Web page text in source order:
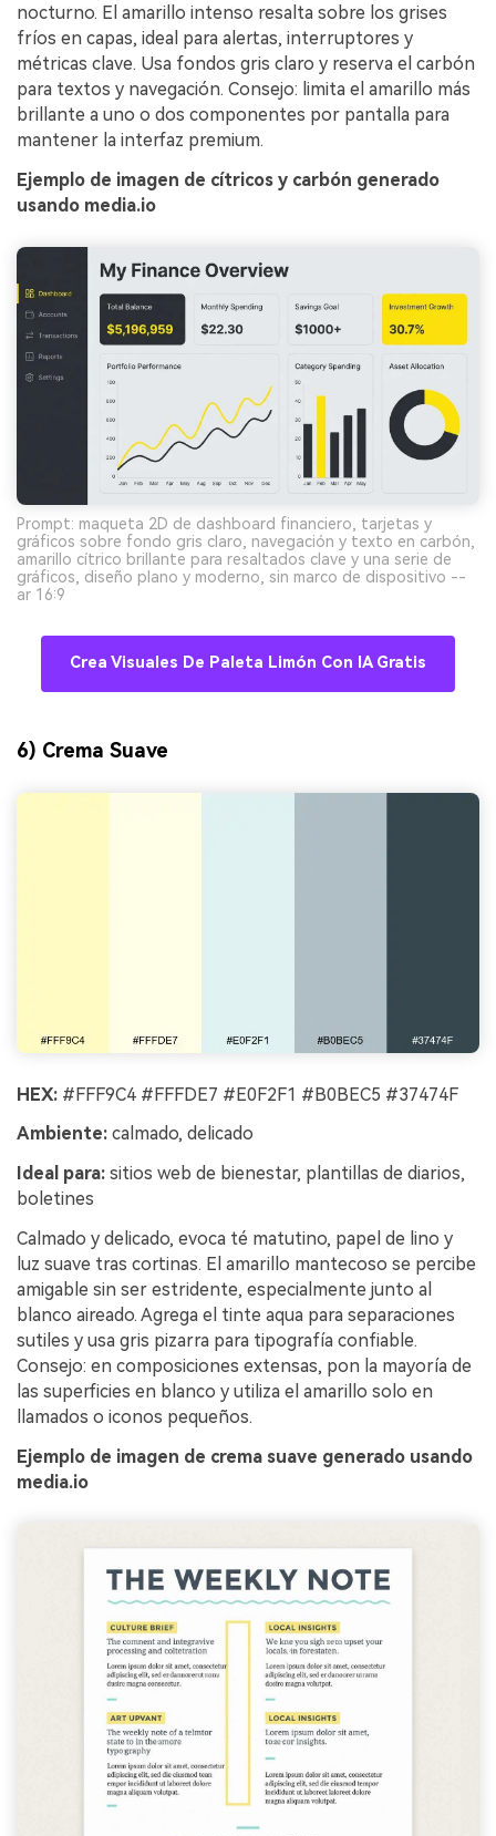
nocturno. El amarillo intenso resalta sobre los grises
fríos en capas, ideal para alertas, interruptores y
métricas clave. Usa fondos gris claro y reserva el carbón
para textos y navegación. Consejo: limita el amarillo más
brillante a uno o dos componentes por pantalla para
mantener la interfaz premium.
Ejemplo de imagen de cítricos y carbón generado
usando media.io
Prompt: maqueta 2D de dashboard financiero, tarjetas y
gráficos sobre fondo gris claro, navegación y texto en carbón,
amarillo cítrico brillante para resaltados clave y una serie de
gráficos, diseño plano y moderno, sin marco de dispositivo --
ar 16:9
Crea Visuales De Paleta Limón Con IA Gratis
6) Crema Suave
HEX: #FFF9C4 #FFFDE7 #E0F2F1 #B0BEC5 #37474F
Ambiente: calmado, delicado
Ideal para: sitios web de bienestar, plantillas de diarios,
boletines
Calmado y delicado, evoca té matutino, papel de lino y
luz suave tras cortinas. El amarillo mantecoso se percibe
amigable sin ser estridente, especialmente junto al
blanco aireado. Agrega el tinte aqua para separaciones
sutiles y usa gris pizarra para tipografía confiable.
Consejo: en composiciones extensas, pon la mayoría de
las superficies en blanco y utiliza el amarillo solo en
llamados o iconos pequeños.
Ejemplo de imagen de crema suave generado usando
media.io